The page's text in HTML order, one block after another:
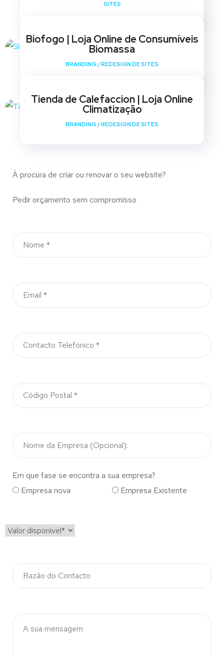
SITES
Biofogo | Loja Online de Consumíveis
Biomassa
BRANDING /REDESIGN DE SITES
Tienda de Calefaccion | Loja Online
Climatização
BRANDING /REDESIGN DE SITES
À procura de criar ou renovar o seu website?
Pedir orçamento sem compromisso
Em que fase se encontra a sua empresa?
Empresa nova
Empresa Existente